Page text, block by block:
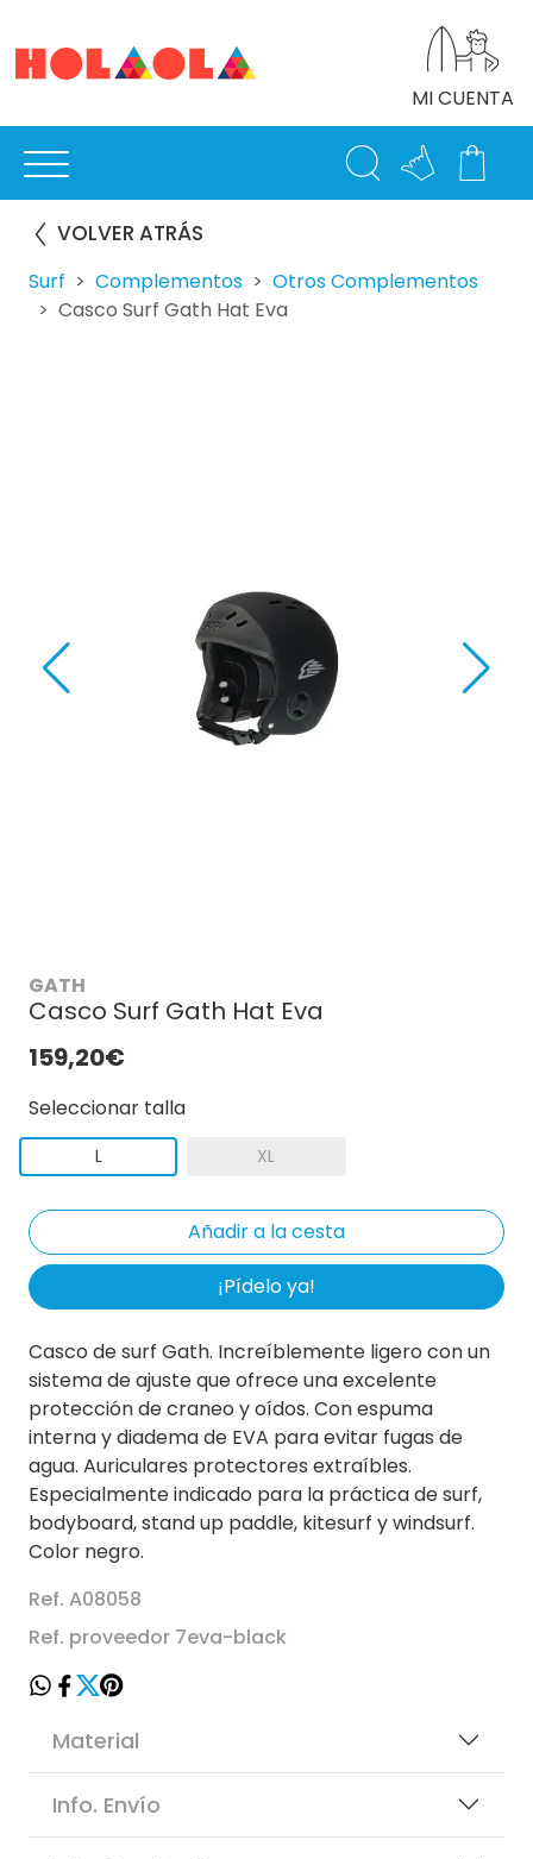
MI CUENTA
VOLVER ATRÁS
Surf Complementos
Otros Complementos
Casco Surf Gath Hat Eva
GATH
Casco Surf Gath Hat Eva
159,20€
Seleccionar talla
L XL
¡Pídelo ya!
Casco de surf Gath. Increíblemente ligero con un
sistema de ajuste que ofrece una excelente
protección de craneo y oídos. Con espuma
interna y diadema de EVA para evitar fugas de
agua. Auriculares protectores extraíbles.
Especialmente indicado para la práctica de surf,
bodyboard, stand up paddle, kitesurf y windsurf.
Color negro.
Ref. A08058
Ref. proveedor 7eva-black
Material
Info. Envío